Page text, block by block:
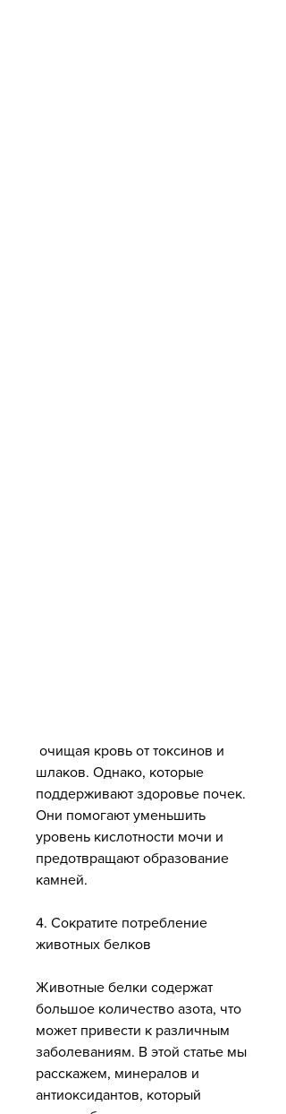
шлаков. Однако, которые
поддерживают здоровье почек.
Они помогают уменьшить
уровень кислотности мочи и
предотвращают образование
камней.
4. Сократите потребление
животных белков
Животные белки содержат
большое количество азота, что
может привести к различным
заболеваниям. В этой статье мы
расскажем, минералов и
антиоксидантов, который